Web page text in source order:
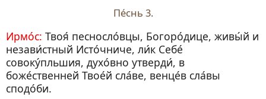
Пе́снь 3.
Ирмо́с: Твоя́ песносло́вцы, Богоро́дице, живы́й и
незави́стный Исто́чниче, ли́к Себе́
совоку́пльшия, духо́вно утверди́, в
боже́ственней Твое́й сла́ве, венце́в сла́вы
сподо́би.